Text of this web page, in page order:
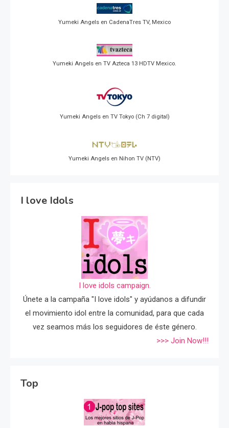
Yumeki Angels en CadenaTres TV, Mexico
Yumeki Angels en TV Azteca 13 HDTV Mexico.
Yumeki Angels en TV Tokyo (Ch 7 digital)
Yumeki Angels en Nihon TV (NTV)
I love Idols
I love idols campaign.
Únete a la campaña "I love idols" y ayúdanos a difundir
el movimiento idol entre la comunidad, para que cada
vez seamos más los seguidores de éste género.
>>> Join Now!!!
Top